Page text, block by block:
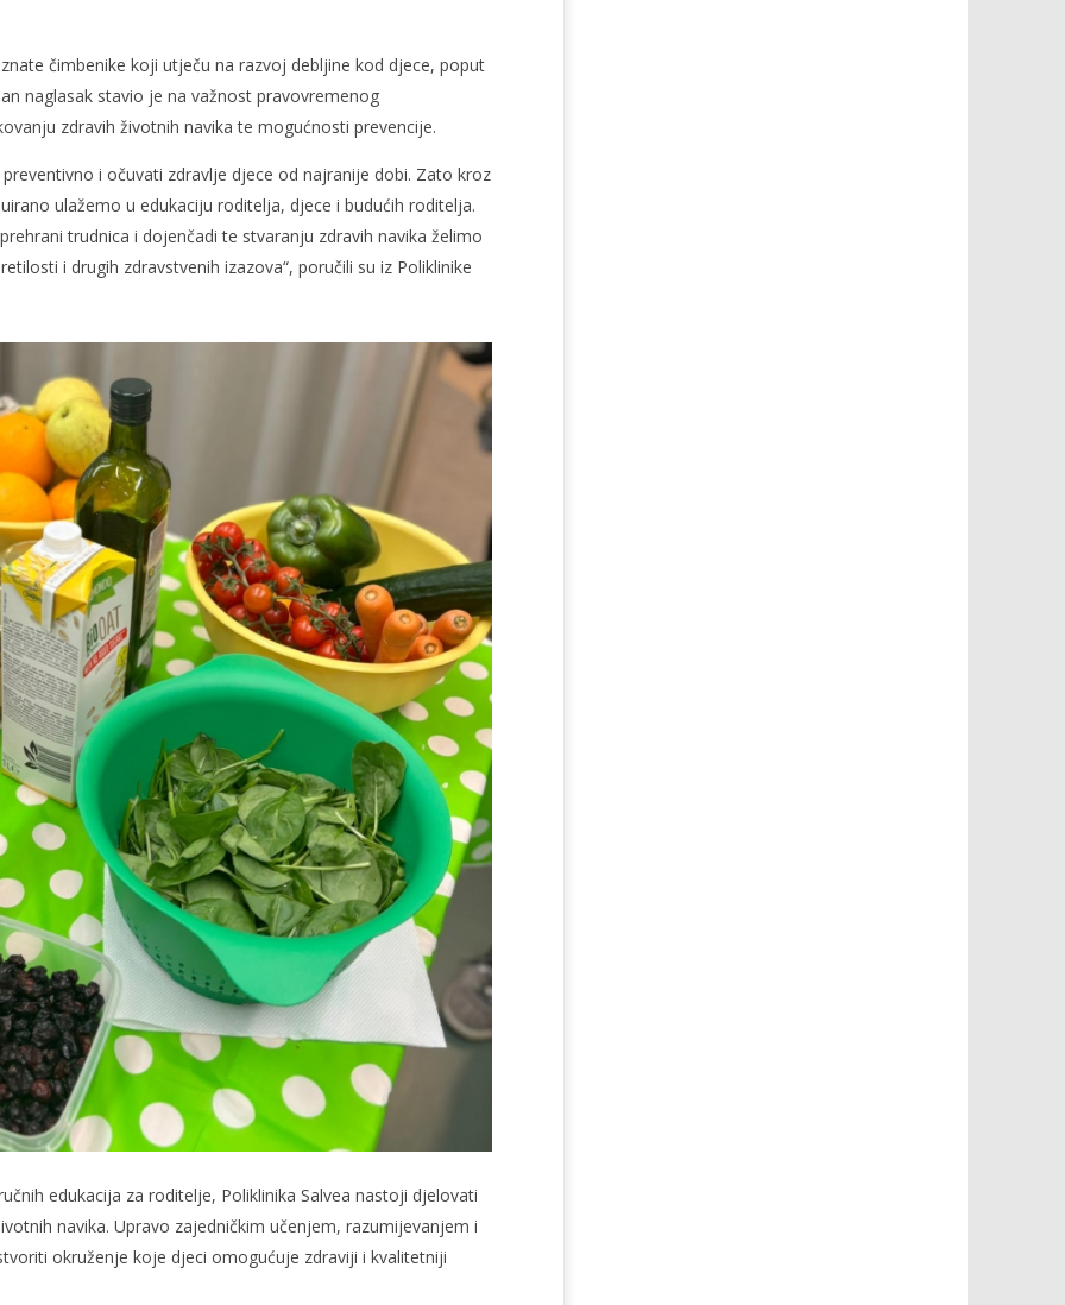
čimbenike koji utječu na razvoj debljine kod djece, poput
naglasak stavio je na važnost pravovremenog
zdravih životnih navika te mogućnosti prevencije.
i očuvati zdravlje djece od najranije dobi. Zato kroz
ulažemo u edukaciju roditelja, djece i budućih roditelja.
trudnica i dojenčadi te stvaranju zdravih navika želimo
i drugih zdravstvenih izazova“, poručili su iz Poliklinike
edukacija za roditelje, Poliklinika Salvea nastoji djelovati
navika. Upravo zajedničkim učenjem, razumijevanjem i
okruženje koje djeci omogućuje zdraviji i kvalitetniji